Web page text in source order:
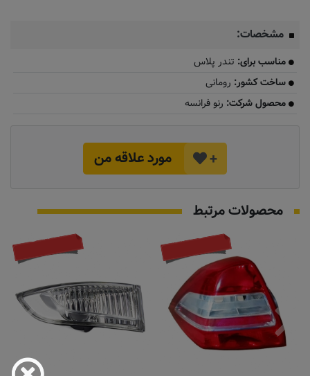
مشخصات:
​​مناسب برای: تندر پلاس
​​ساخت کشور: رومانی
​​محصول شرکت: رنو فرانسه
+ مورد علاقه من
محصولات مرتبط
تماس بگیرید به زودی